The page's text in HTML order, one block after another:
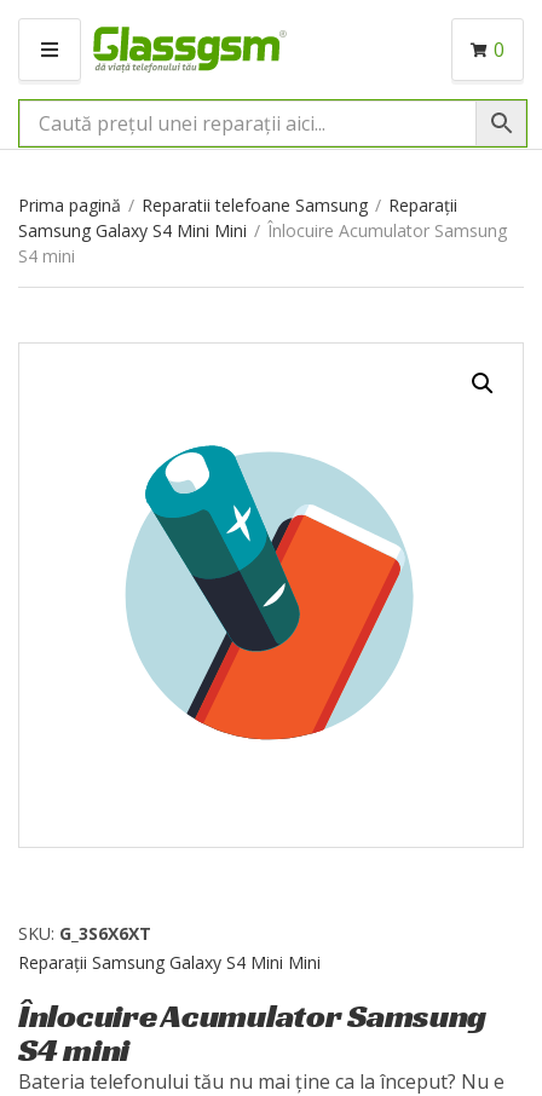
M
N
I
0
Prima pagină / Reparatii telefoane Samsung / Reparații
Samsung Galaxy S4 Mini Mini / Înlocuire Acumulator Samsung
S4 mini
SKU: G_3S6X6XT
Reparații Samsung Galaxy S4 Mini Mini
Înlocuire Acumulator Samsung
S4 mini
Bateria telefonului tău nu mai ține ca la început? Nu e